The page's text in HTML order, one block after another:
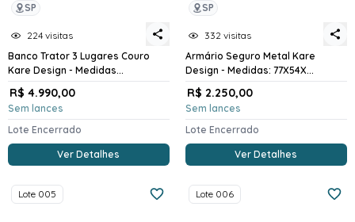
SP
224 visitas
Banco Trator 3 Lugares Couro
Kare Design - Medidas...
R$ 4.990,00
Sem lances
Lote Encerrado
Ver Detalhes
SP
332 visitas
Armário Seguro Metal Kare
Design - Medidas: 77X54X...
R$ 2.250,00
Sem lances
Lote Encerrado
Ver Detalhes
Lote 005 Lote 006